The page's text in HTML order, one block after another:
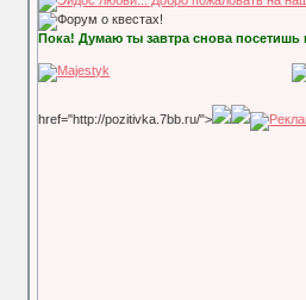
Пока! Думаю ты завтра снова
href="http://pozitivka.7bb.ru/">